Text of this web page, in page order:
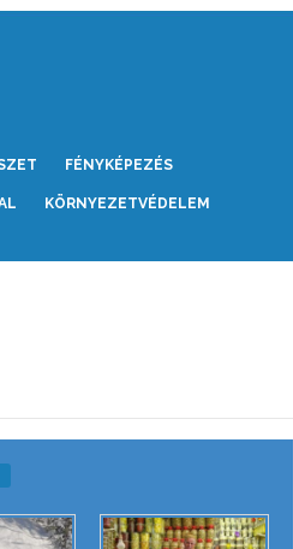
FÉNYKÉPEZÉS
KÖRNYEZETVÉDELEM